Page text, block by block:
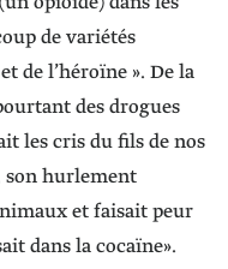
de variétés
de l’héroïne ». De la
des drogues
les cris du fils de nos
son hurlement
et faisait peur
dans la cocaïne».